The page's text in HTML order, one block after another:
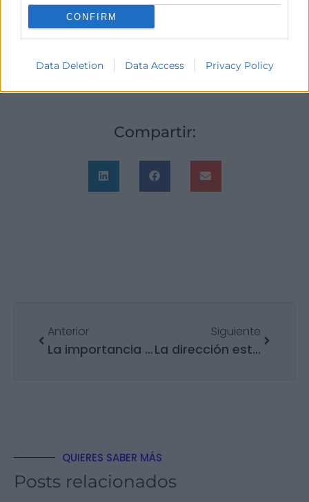
CONFIRM
Data Deletion Data Access Privacy Policy
Desarrollar el sentimiento de
compasión y conexión hacia sí mismo
Compartir:
Anterior
La importancia del Employer Branding en la empresa
Siguiente
La dirección estratégica en la empresa
QUIERES SABER MÁS
Posts relacionados